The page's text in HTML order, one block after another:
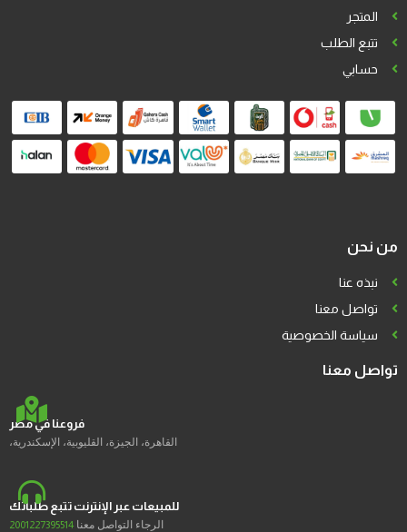
المتجر
تتبع الطلب
حسابي
من نحن
نبذه عنا
تواصل معنا
سياسة الخصوصية
تواصل معنا
فروعنا في مصر
القاهرة، الجيزة، القليوبية، الإسكندرية،
للمبيعات عبر الإنترنت تتبع طلباتك
الرجاء التواصل معنا 2001227395514